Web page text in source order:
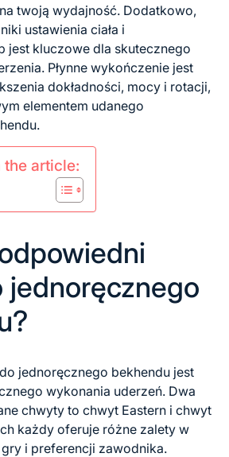
twoją wydajność. Dodatkowo,
ustawienia ciała i
jest kluczowe dla skutecznego
Płynne wykończenie jest
dokładności, mocy i rotacji,
elementem udanego
the article:
jednoręcznego bekhendu jest
wykonania uderzeń. Dwa
chwyty to chwyt Eastern i chwyt
każdy oferuje różne zalety w
i preferencji zawodnika.